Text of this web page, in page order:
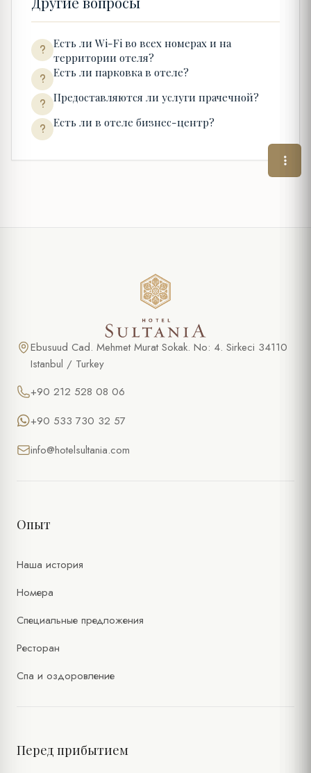
Есть ли Wi-Fi во всех номерах и на
территории отеля?
Есть ли парковка в отеле?
Предоставляются ли услуги прачечной?
Есть ли в отеле бизнес-центр?
Ebusuud Cad. Mehmet Murat Sokak. No: 4. Sirkeci 34110
Istanbul / Turkey
+90 212 528 08 06
+90 533 730 32 57
info@hotelsultania.com
Опыт
Наша история
Номера
Специальные предложения
Ресторан
Спа и оздоровление
Перед прибытием